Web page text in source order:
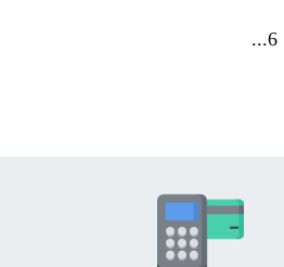
شال گردن زنانه اکسسورایز مدل P00266